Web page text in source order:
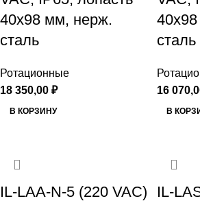
40х98 мм, нерж.
сталь
Ротационные
18 350,00 ₽
В КОРЗИНУ
сталь
16
В
IL-LAA-N-5 (220 VAC)
IL-